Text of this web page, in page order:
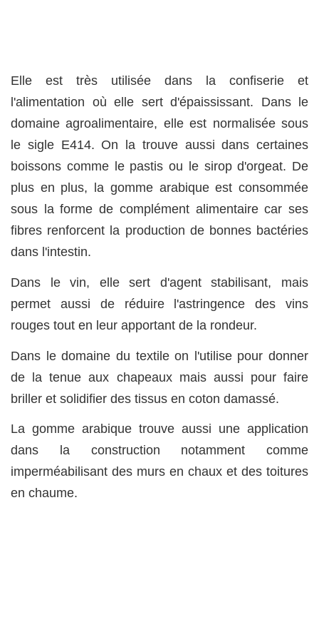
Elle est très utilisée dans la confiserie et
l'alimentation où elle sert d'épaississant. Dans le
domaine agroalimentaire, elle est normalisée sous
le sigle E414. On la trouve aussi dans certaines
boissons comme le pastis ou le sirop d'orgeat. De
plus en plus, la gomme arabique est consommée
sous la forme de complément alimentaire car ses
fibres renforcent la production de bonnes bactéries
dans l'intestin.
Dans le vin, elle sert d'agent stabilisant, mais
permet aussi de réduire l'astringence des vins
rouges tout en leur apportant de la rondeur.
Dans le domaine du textile on l'utilise pour donner
de la tenue aux chapeaux mais aussi pour faire
briller et solidifier des tissus en coton damassé.
La gomme arabique trouve aussi une application
dans la construction notamment comme
imperméabilisant des murs en chaux et des toitures
en chaume.